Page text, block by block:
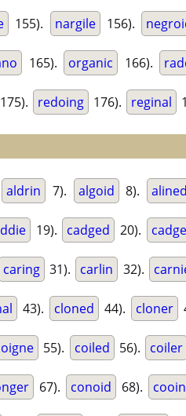
155). nargile 156).
165). organic 166).
175). redoing 176). reginal
aldrin 7). algoid 8). alined
19). cadged 20).
caring 31). carlin 32).
43). cloned 44). cloner
55). coiled 56). coiler
67). conoid 68).